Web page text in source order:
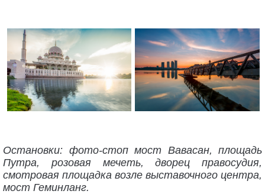
Остановки: фото-стоп мост Вавасан, площадь
Путра, розовая мечеть, дворец правосудия,
смотровая площадка возле выставочного центра,
мост Геминланг.